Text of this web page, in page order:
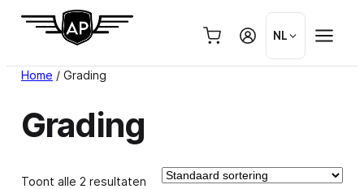
inhoud
NL
Home / Grading
Grading
Toont alle 2 resultaten